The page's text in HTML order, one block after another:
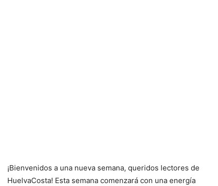
¡Bienvenidos a una nueva semana, queridos lectores de
HuelvaCosta! Esta semana comenzará con una energía